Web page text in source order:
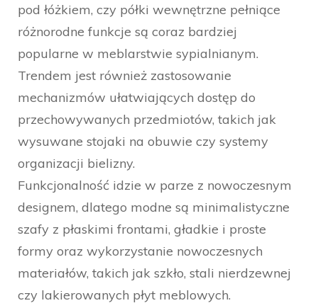
pod łóżkiem, czy półki wewnętrzne pełniące
różnorodne funkcje są coraz bardziej
popularne w meblarstwie sypialnianym.
Trendem jest również zastosowanie
mechanizmów ułatwiających dostęp do
przechowywanych przedmiotów, takich jak
wysuwane stojaki na obuwie czy systemy
organizacji bielizny.
Funkcjonalność idzie w parze z nowoczesnym
designem, dlatego modne są minimalistyczne
szafy z płaskimi frontami, gładkie i proste
formy oraz wykorzystanie nowoczesnych
materiałów, takich jak szkło, stali nierdzewnej
czy lakierowanych płyt meblowych.